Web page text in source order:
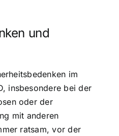
und
im
insbesondere bei der
oder der
mit anderen
ratsam, vor der